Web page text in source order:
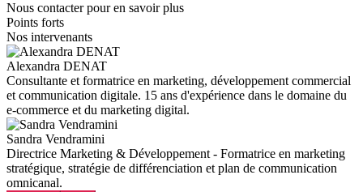
Nous contacter pour en savoir plus
Points forts
Nos intervenants
Alexandra DENAT
Consultante et formatrice en marketing, développement commercial
et communication digitale. 15 ans d'expérience dans le domaine du
e-commerce et du marketing digital.
Sandra Vendramini
Directrice Marketing & Développement - Formatrice en marketing
stratégique, stratégie de différenciation et plan de communication
omnicanal.